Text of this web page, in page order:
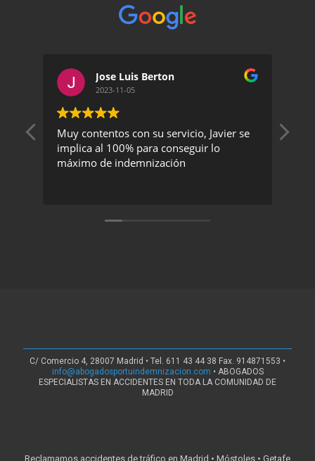
Jose Luis Berton
2023-11-05
Muy contentos con su servicio, Javier se
implica al 100% para conseguir lo
máximo de indemnización
C/ Comercio 4, 28007 Madrid • Tel. 611 43 44 38 Fax. 914871553 •
info@abogadosportuindemnizacion.com • ABOGADOS
ESPECIALISTAS EN ACCIDENTES EN TODA LA COMUNIDAD DE
MADRID
Reclamamos accidentes de tráfico en Madrid • Móstoles • Getafe